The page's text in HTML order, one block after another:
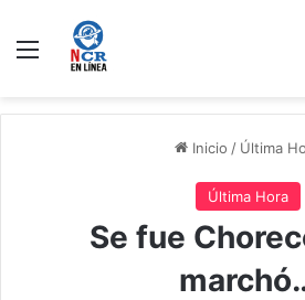
Menú
Inicio / Última
Última Hora
Se fue